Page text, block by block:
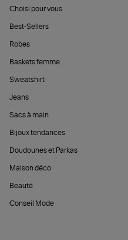
Choisi pour vous
Best-Sellers
Robes
Baskets femme
Sweatshirt
Jeans
Sacs à main
Bijoux tendances
Doudounes et Parkas
Maison déco
Beauté
Conseil Mode